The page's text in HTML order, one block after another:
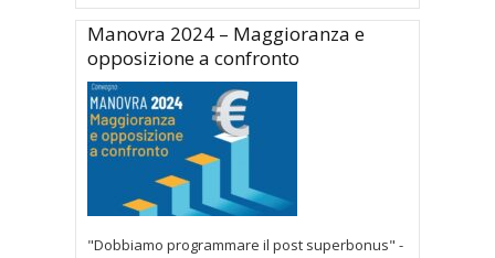
Manovra 2024 – Maggioranza e
opposizione a confronto
"Dobbiamo programmare il post superbonus" -